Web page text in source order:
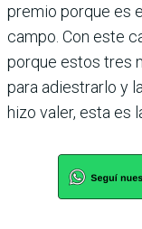
premio porque es
campo. Con este
porque estos tres
para adiestrarlo y
hizo valer, esta es